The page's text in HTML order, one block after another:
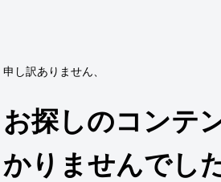
申し訳ありません、
お探しのコンテ
かりませんでした